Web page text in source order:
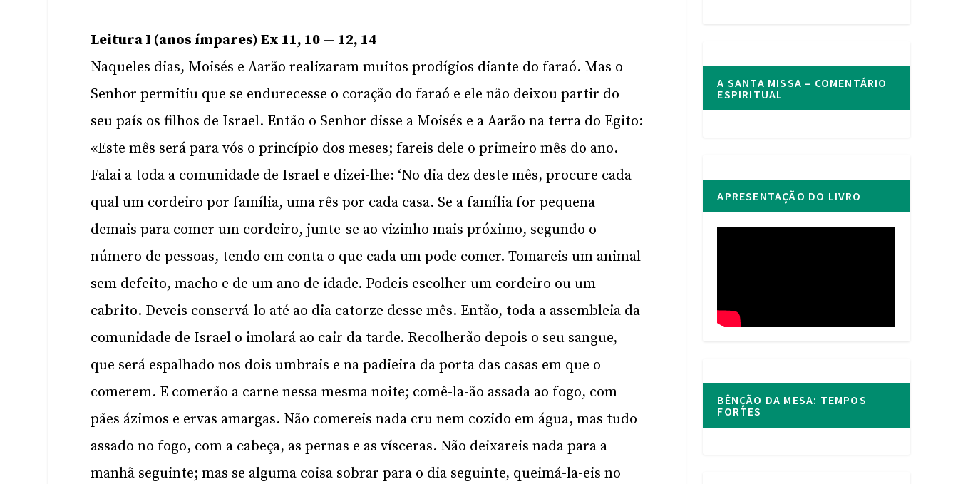
Leitura I (anos ímpares) Ex 11, 10 — 12, 14
Naqueles dias, Moisés e Aarão realizaram muitos prodígios diante do faraó. Mas o
Senhor permitiu que se endurecesse o coração do faraó e ele não deixou partir do
seu país os filhos de Israel. Então o Senhor disse a Moisés e a Aarão na terra do Egito:
«Este mês será para vós o princípio dos meses; fareis dele o primeiro mês do ano.
Falai a toda a comunidade de Israel e dizei-lhe: ‘No dia dez deste mês, procure cada
qual um cordeiro por família, uma rês por cada casa. Se a família for pequena
demais para comer um cordeiro, junte-se ao vizinho mais próximo, segundo o
número de pessoas, tendo em conta o que cada um pode comer. Tomareis um animal
sem defeito, macho e de um ano de idade. Podeis escolher um cordeiro ou um
cabrito. Deveis conservá-lo até ao dia catorze desse mês. Então, toda a assembleia da
comunidade de Israel o imolará ao cair da tarde. Recolherão depois o seu sangue,
que será espalhado nos dois umbrais e na padieira da porta das casas em que o
comerem. E comerão a carne nessa mesma noite; comê-la-ão assada ao fogo, com
pães ázimos e ervas amargas. Não comereis nada cru nem cozido em água, mas tudo
assado no fogo, com a cabeça, as pernas e as vísceras. Não deixareis nada para a
manhã seguinte; mas se alguma coisa sobrar para o dia seguinte, queimá-la-eis no
A SANTA MISSA – COMENTÁRIO
ESPIRITUAL
APRESENTAÇÃO DO LIVRO
BÊNÇÃO DA MESA: TEMPOS
FORTES